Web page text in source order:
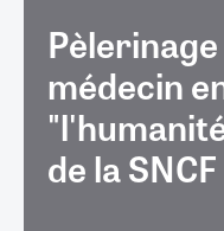
médecin
de la SNCF